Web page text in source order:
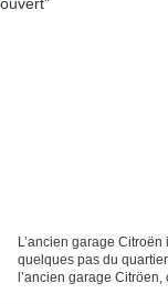
L’ancien garage
quelques pas du
l’ancien garage